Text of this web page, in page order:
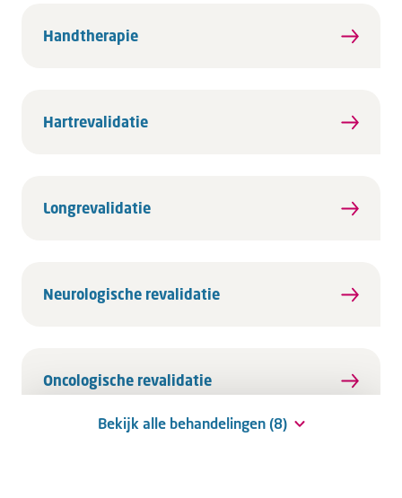
Handtherapie
Hartrevalidatie
Longrevalidatie
Neurologische revalidatie
Oncologische revalidatie
Bekijk alle behandelingen (8)